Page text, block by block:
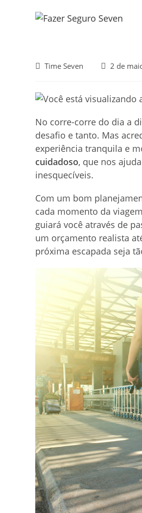
AutorTime Seven
Post2 de
No corre-corre do dia a
desafio e tanto. Mas
experiência tranquila e
cuidadoso, que nos
inesquecíveis.
Com um bom
cada momento da
guiará você através de
um orçamento realista
próxima escapada seja